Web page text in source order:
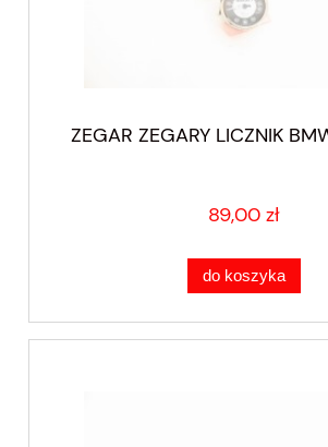
ZEGAR ZEGARY LICZNIK
89,00 zł
do koszyka